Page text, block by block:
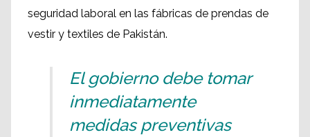
seguridad laboral en las fábricas de prendas de
vestir y textiles de Pakistán.
El gobierno debe tomar
inmediatamente
medidas preventivas